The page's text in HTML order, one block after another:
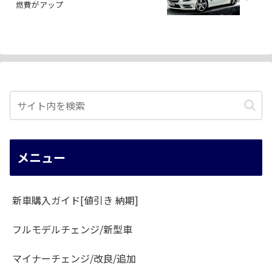
燃費がアップ
メニュー
新車購入ガイド[値引き 納期]
フルモデルチェンジ/新型車
マイナーチェンジ/改良/追加